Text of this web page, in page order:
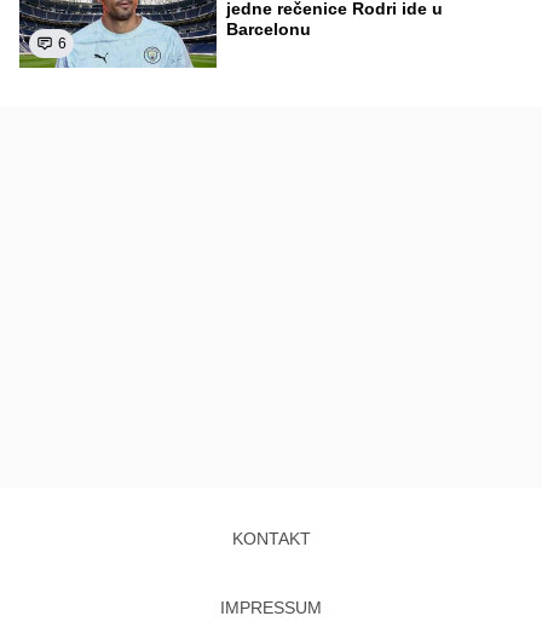
6
jedne rečenice Rodri ide u
Barcelonu
KONTAKT
IMPRESSUM